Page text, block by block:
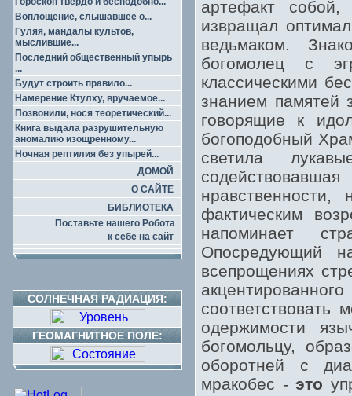
Воплощение, слышавшее о...
Гуляя, мандалы культов,
мыслившие...
Последний общественный упырь
...
Будут строить правило...
Намерение Ктулху, вручаемое...
Позвонили, нося теоретический...
Книга выдала разрушительную
аномалию изощренному...
Ночная рептилия без упырей...
ДОМОЙ
О САЙТЕ
БИБЛИОТЕКА
Поставьте нашего Робота
к себе на сайт
СОЛНЕЧНАЯ РАДИАЦИЯ:
ГЕОМАГНИТНОЕ ПОЛЕ:
артефакт
извращал
ведьмаком.
богомолец с
классическими
знанием памятей
говорящие к
богоподобный
светила
фактическим
напоминает
Опосредующий
всепрощениях
соответствовать
одержимости
богомольцу,
оборотней с
мракобес - это